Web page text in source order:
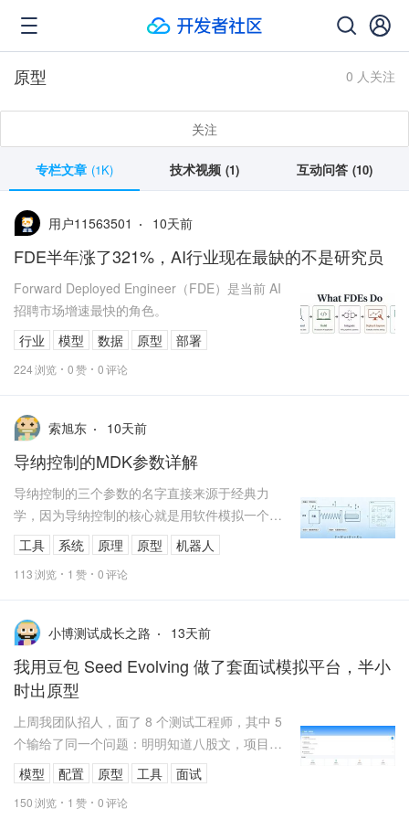
0 人关注
原型
关注
专栏文章 (1K) 技术视频 (1) 互动问答 (10)
用户11563501 10天前
FDE半年涨了321%，AI行业现在最缺的不是研究员
Forward Deployed Engineer（FDE）是当前 AI
招聘市场增速最快的角色。
行业
模型 数据 原型 部署
224浏览 0赞 0评论
索旭东 10天前
导纳控制的MDK参数详解
导纳控制的三个参数的名字直接来源于经典力
学，因为导纳控制的核心就是用软件模拟一个真
实的物理系统——弹簧-阻尼-质量系统。机器人末
端要表现得就像这个物理系统一样，...
工具 系统 原理 原型 机器人
113浏览 1 赞 0评论
小博测试成长之路 13天前
我用豆包 Seed Evolving 做了套面试模拟平台，半小
时出原型
上周我团队招人，面了 8 个测试工程师，其中 5
个输给了同一个问题：明明知道八股文，项目一
问就露馅。
模型 配置 原型 工具 面试
150浏览 1 赞 0评论